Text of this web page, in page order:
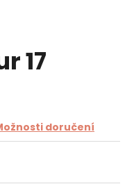
17
doručení